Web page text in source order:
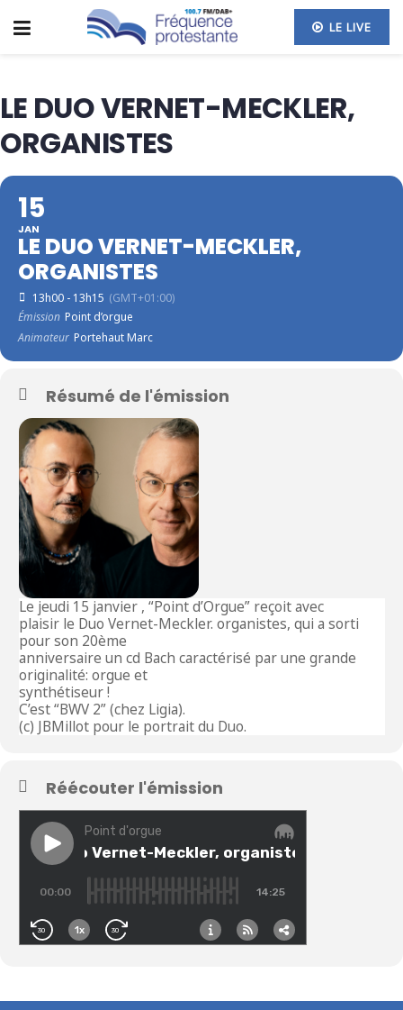
LE LIVE
LE DUO VERNET-MECKLER,
ORGANISTES
15
JAN
LE DUO VERNET-MECKLER,
ORGANISTES
13h00 - 13h15 (GMT+01:00)
Émission Point d’orgue
Animateur Portehaut Marc
Résumé de l'émission
Le jeudi 15 janvier , “Point d’Orgue” reçoit avec
plaisir le Duo Vernet-Meckler. organistes, qui a sorti
pour son 20ème
anniversaire un cd Bach caractérisé par une grande
originalité: orgue et
synthétiseur !
C’est “BWV 2” (chez Ligia).
(c) JBMillot pour le portrait du Duo.
Réécouter l'émission